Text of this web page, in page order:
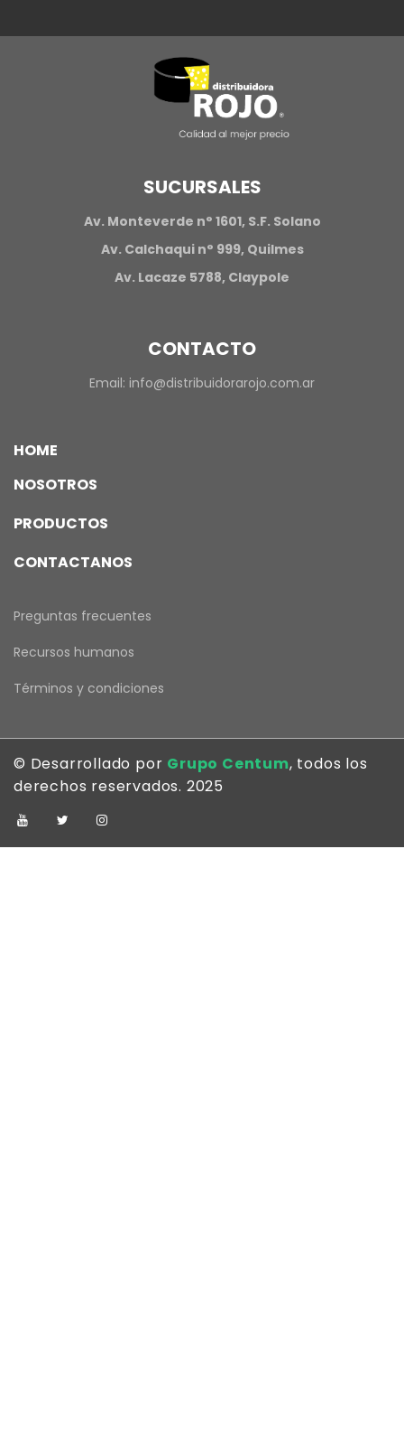
SUCURSALES
Av. Monteverde n° 1601, S.F. Solano
Av. Calchaqui n° 999, Quilmes
Av. Lacaze 5788, Claypole
CONTACTO
Email: info@distribuidorarojo.com.ar
HOME
NOSOTROS
PRODUCTOS
CONTACTANOS
Preguntas frecuentes
Recursos humanos
Términos y condiciones
© Desarrollado por Grupo Centum, todos los
derechos reservados. 2025